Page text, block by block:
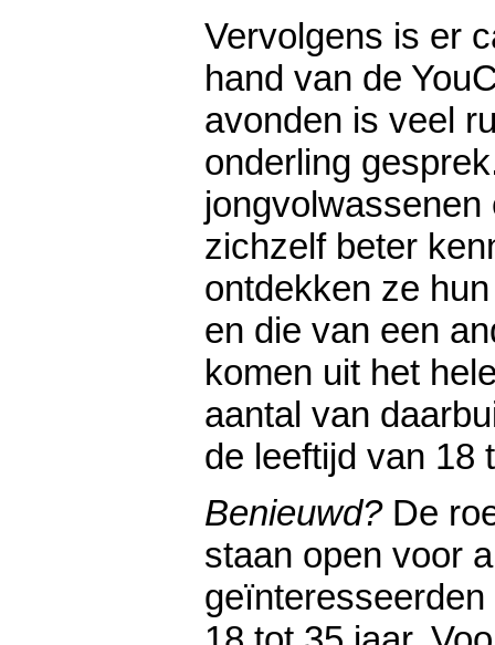
Vervolgens is er
hand van de
avonden is veel
onderling
jongvolwassenen
zichzelf beter
ontdekken ze
en die van een
komen uit het
aantal van
de leeftijd van 18
Benieuwd?De
staan open voor